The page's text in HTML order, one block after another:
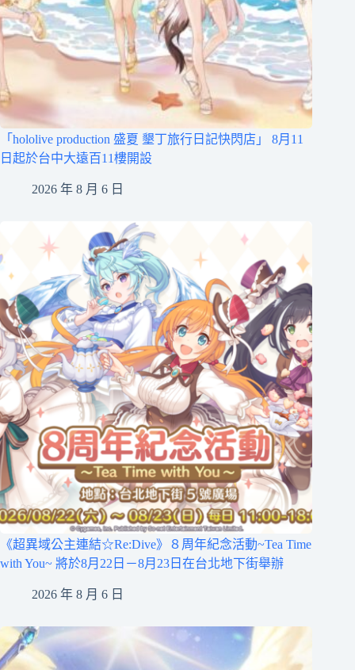
「hololive production 盛夏 墾丁旅行日記快閃店」 8月11
日起於台中大遠百11樓開設
2026 年 8 月 6 日
《超異域公主連結☆Re:Dive》８周年紀念活動~Tea Time
with You~ 將於8月22日－8月23日在台北地下街舉辦
2026 年 8 月 6 日